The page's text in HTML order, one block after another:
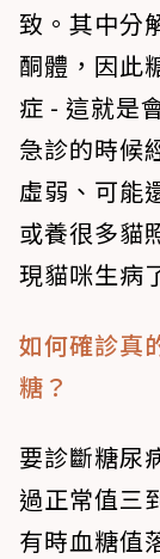
致。其中分
酮體，因此
症 - 這就是
急診的時候
虛弱、可能
或養很多貓
現貓咪生病
如何確診真
糖？
要診斷糖尿
過正常值三
有時血糖值